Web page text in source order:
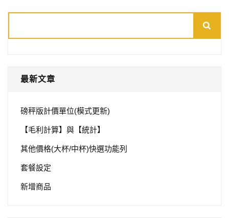
最新文章
磅秤版計價單位(模式更新)
【毛利計算】與【統計】
其他價格(大杯/中杯)快選功能列
套餐設定
新增商品